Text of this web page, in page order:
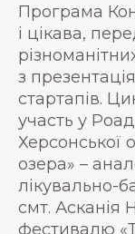
Програма
і цікава,
з
стартапів.
участь у
Херсонської
озера» –
лікувально-
смт. Асканія
фестивалю